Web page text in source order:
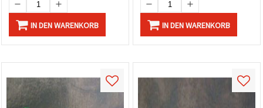
IN DEN WARENKORB IN DEN WARENKORB